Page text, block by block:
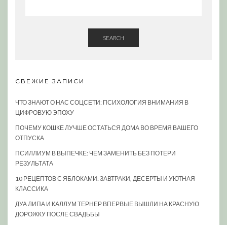
SEARCH
СВЕЖИЕ ЗАПИСИ
ЧТО ЗНАЮТ О НАС СОЦСЕТИ: ПСИХОЛОГИЯ ВНИМАНИЯ В
ЦИФРОВУЮ ЭПОХУ
ПОЧЕМУ КОШКЕ ЛУЧШЕ ОСТАТЬСЯ ДОМА ВО ВРЕМЯ ВАШЕГО
ОТПУСКА
ПСИЛЛИУМ В ВЫПЕЧКЕ: ЧЕМ ЗАМЕНИТЬ БЕЗ ПОТЕРИ
РЕЗУЛЬТАТА
10 РЕЦЕПТОВ С ЯБЛОКАМИ: ЗАВТРАКИ, ДЕСЕРТЫ И УЮТНАЯ
КЛАССИКА
ДУА ЛИПА И КАЛЛУМ ТЕРНЕР ВПЕРВЫЕ ВЫШЛИ НА КРАСНУЮ
ДОРОЖКУ ПОСЛЕ СВАДЬБЫ